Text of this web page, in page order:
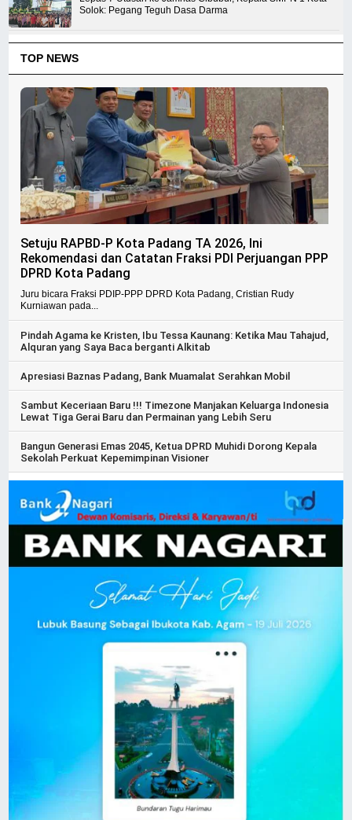
Solok: Pegang Teguh Dasa Darma
TOP NEWS
Setuju RAPBD-P Kota Padang TA 2026, Ini
Rekomendasi dan Catatan Fraksi PDI Perjuangan PPP
DPRD Kota Padang
Juru bicara Fraksi PDIP-PPP DPRD Kota Padang, Cristian Rudy
Kurniawan pada...
Pindah Agama ke Kristen, Ibu Tessa Kaunang: Ketika Mau Tahajud,
Alquran yang Saya Baca berganti Alkitab
Apresiasi Baznas Padang, Bank Muamalat Serahkan Mobil
Sambut Keceriaan Baru !!! Timezone Manjakan Keluarga Indonesia
Lewat Tiga Gerai Baru dan Permainan yang Lebih Seru
Bangun Generasi Emas 2045, Ketua DPRD Muhidi Dorong Kepala
Sekolah Perkuat Kepemimpinan Visioner